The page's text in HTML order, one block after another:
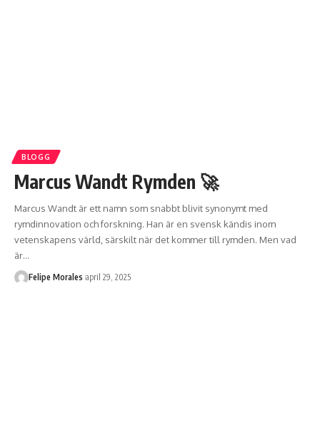
BLOGG
Marcus Wandt Rymden 🚀
Marcus Wandt är ett namn som snabbt blivit synonymt med
rymdinnovation och forskning. Han är en svensk kändis inom
vetenskapens värld, särskilt när det kommer till rymden. Men vad
är…
Felipe Morales april 29, 2025